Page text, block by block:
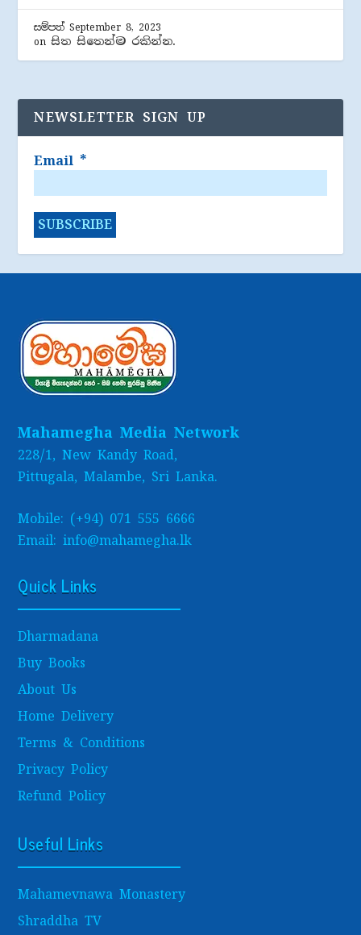
සම්පත් September 8, 2023
onසිත සිතෙන්ම රකින්න.
NEWSLETTER SIGN UP
Email *
Mahamegha Media Network
228/1, New Kandy Road,
Pittugala, Malambe, Sri Lanka.
Mobile: (+94) 071 555 6666
Email: info@mahamegha.lk
Quick Links
Dharmadana
Buy Books
About Us
Home Delivery
Terms & Conditions
Privacy Policy
Refund Policy
Useful Links
Mahamevnawa Monastery
Shraddha TV